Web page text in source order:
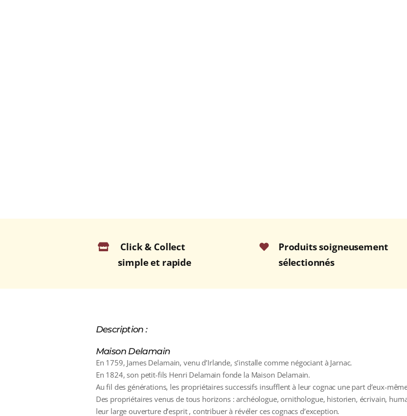
Click & Collect
simple et rapide
Produits soigneusement
sélectionnés
Description :
Maison Delamain
En 1759, James Delamain, venu d’Irlande, s’installe comme négociant à Jarnac.
En 1824, son petit-fils Henri Delamain fonde la Maison Delamain.
Au fil des générations, les propriétaires successifs insufflent à leur cognac une part d’eux-
Des propriétaires venus de tous horizons : archéologue, ornithologue, historien, écrivain,
leur large ouverture d’esprit , contribuer à révéler ces cognacs d’exception.